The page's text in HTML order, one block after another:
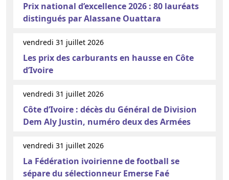
Prix national d’excellence 2026 : 80 lauréats
distingués par Alassane Ouattara
vendredi 31 juillet 2026
Les prix des carburants en hausse en Côte
d’Ivoire
vendredi 31 juillet 2026
Côte d’Ivoire : décès du Général de Division
Dem Aly Justin, numéro deux des Armées
vendredi 31 juillet 2026
La Fédération ivoirienne de football se
sépare du sélectionneur Emerse Faé